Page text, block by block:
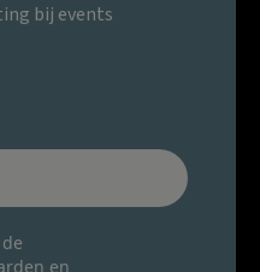
bij events
en